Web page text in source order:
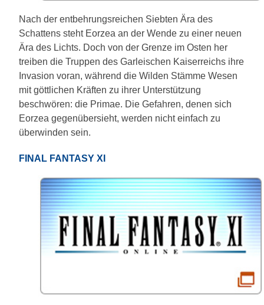
Nach der entbehrungsreichen Siebten Ära des
Schattens steht Eorzea an der Wende zu einer neuen
Ära des Lichts. Doch von der Grenze im Osten her
treiben die Truppen des Garleischen Kaiserreichs ihre
Invasion voran, während die Wilden Stämme Wesen
mit göttlichen Kräften zu ihrer Unterstützung
beschwören: die Primae. Die Gefahren, denen sich
Eorzea gegenübersieht, werden nicht einfach zu
überwinden sein.
FINAL FANTASY XI